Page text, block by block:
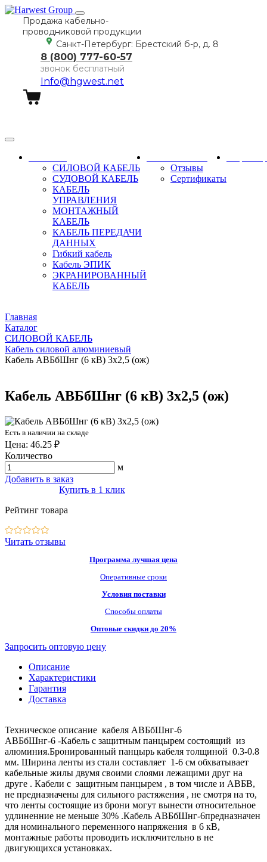
Продажа кабельно-
проводниковой продукции
Санкт-Петербург: Брестский б-р, д. 8
8 (800) 777-60-57
звонок бесплатный
Info@hgwest.net
СИЛОВОЙ КАБЕЛЬ
СУДОВОЙ КАБЕЛЬ
КАБЕЛЬ
УПРАВЛЕНИЯ
МОНТАЖНЫЙ
КАБЕЛЬ
КАБЕЛЬ ПЕРЕДАЧИ
ДАННЫХ
Гибкий кабель
Кабель ЭПИК
ЭКРАНИРОВАННЫЙ
КАБЕЛЬ
Отзывы
Сертификаты
Главная
Каталог
СИЛОВОЙ КАБЕЛЬ
Кабель силовой алюминиевый
Кабель АВБбШнг (6 кВ) 3х2,5 (ож)
Кабель АВБбШнг (6 кВ) 3х2,5 (ож)
Есть в наличии на складе
Цена: 46.25 ₽
Количество
м
Добавить в заказ
Купить в 1 клик
Рейтинг товара
Читать отзывы
Программа лучшая цена
Оперативные сроки
Условия поставки
Способы оплаты
Оптовые скидки до 20%
Запросить оптовую цену
Описание
Характеристики
Гарантия
Доставка
Техническое описание кабеля АВБбШнг-6
АВБбШнг-6 -Кабель с защитным панцырем состоящий из
алюминия.Бронированный панцырь кабеля толщиной 0.3-0.8
мм. Ширина ленты из стали составляет 1-6 см обхватывает
кабельные жилы двумя своими слоями лежащими друг на
друге . Кабели с защитным панцырем , в том числе и АВБВ,
не предназначены для сильного растяжения , не смотря на то,
что ленты состоящие из брони могут вынести относительное
удлиненние не меньше 30% .Кабель АВБбШнг-6предназначен
для номинального переменного напряжения в 6 кВ,
монтажные работы проводить исключительно в не
двигующихся установках.